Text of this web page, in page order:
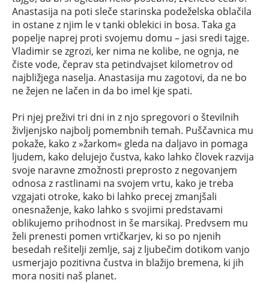
Anastasija na poti sleče starinska podeželska oblačila
in ostane z njim le v tanki oblekici in bosa. Taka ga
popelje naprej proti svojemu domu – jasi sredi tajge.
Vladimir se zgrozi, ker nima ne kolibe, ne ognja, ne
čiste vode, čeprav sta petindvajset kilometrov od
najbližjega naselja. Anastasija mu zagotovi, da ne bo
ne žejen ne lačen in da bo imel kje spati.
Pri njej preživi tri dni in z njo spregovori o številnih
življenjsko najbolj pomembnih temah. Puščavnica mu
pokaže, kako z »žarkom« gleda na daljavo in pomaga
ljudem, kako delujejo čustva, kako lahko človek razvija
svoje naravne zmožnosti preprosto z negovanjem
odnosa z rastlinami na svojem vrtu, kako je treba
vzgajati otroke, kako bi lahko precej zmanjšali
onesnaženje, kako lahko s svojimi predstavami
oblikujemo prihodnost in še marsikaj. Predvsem mu
želi prenesti pomen vrtičkarjev, ki so po njenih
besedah rešitelji zemlje, saj z ljubečim dotikom vanjo
usmerjajo pozitivna čustva in blažijo bremena, ki jih
mora nositi naš planet.